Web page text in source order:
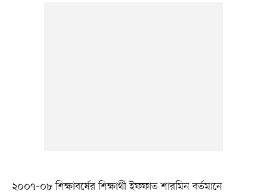
২০০৭-০৮ শিক্ষাবর্ষের শিক্ষার্থী ইফফাত শারমিন বর্তমানে